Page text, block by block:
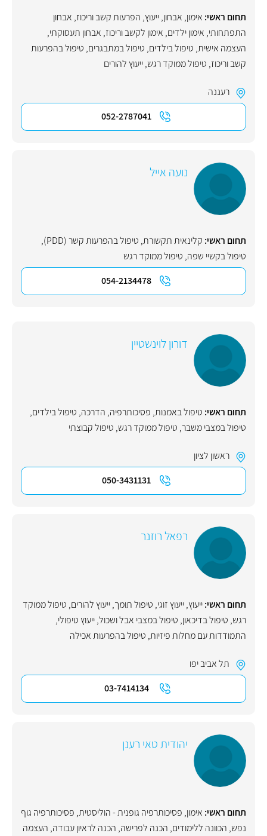
תחום ראשי: אימון, אבחון,ייעוץ, הפרעות קשב וריכוז, אבחון
התפתחותי, אימון ילדים, אימון לקשב וריכוז, אבחון תעסוקתי,
העצמה אישית, טיפול בילדים, טיפול במתבגרים, טיפול בהפרעות
קשב וריכוז, טיפול ממוקד רגש,ייעוץ להורים
רעננה
052-2787041
נועה אייל
תחום ראשי: קלינאית תקשורת, טיפול בהפרעות קשר (PDD)
,
טיפול בקשיי שפה, טיפול ממוקד רגש
054-2134478
דורון לוינשטיין
תחום ראשי: טיפול באמנות, פסיכותרפיה, הדרכה, טיפול בילדים,
טיפול במצבי משבר, טיפול ממוקד רגש, טיפול קבוצתי
ראשון לציון
050-3431131
רפאל רוזנר
תחום ראשי:ייעוץ,ייעוץ זוגי, טיפול תומך,ייעוץ להורים, טיפול ממוקד
רגש, טיפול בדיכאון, טיפול במצבי אבל ושכול,ייעוץ טיפולי,
התמודדות עם מחלות פיזיות, טיפול בהפרעות אכילה
תל אביב יפו
03-7414134
יהודית טאי רענן
תחום ראשי: אימון, פסיכותרפיה גופנית - הוליסטית, פסיכותרפיה גוף
נפש, הכוונה ללימודים, הכנה לפרישה, הכנה לראיון עבודה, העצמה